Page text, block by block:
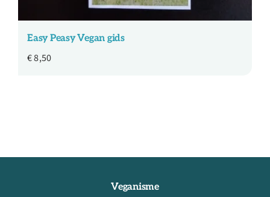
Easy Peasy Vegan gids
€8,50
Veganisme